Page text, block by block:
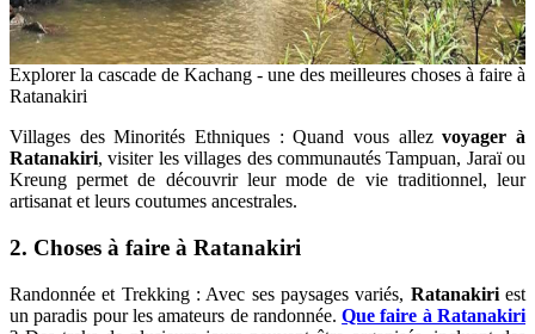
Explorer la cascade de Kachang - une des meilleures choses à faire à
Ratanakiri
Villages des Minorités Ethniques : Quand vous allezvoyager à
Ratanakiri, visiter les villages des communautés Tampuan, Jaraï ou
Kreung permet de découvrir leur mode de vie traditionnel, leur
artisanat et leurs coutumes ancestrales.
2. Choses à faire à Ratanakiri
Randonnée et Trekking : Avec ses paysages variés, Ratanakiriest
un paradis pour les amateurs de randonnée.Que faire à Ratanakiri